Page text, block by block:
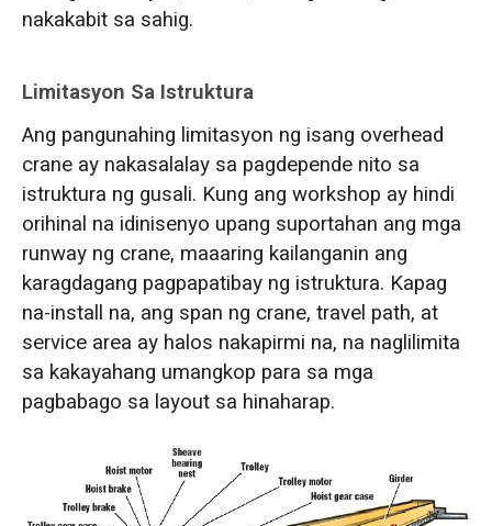
nakakabit sa sahig.
Limitasyon Sa Istruktura
Ang pangunahing limitasyon ng isang overhead
crane ay nakasalalay sa pagdepende nito sa
istruktura ng gusali. Kung ang workshop ay hindi
orihinal na idinisenyo upang suportahan ang mga
runway ng crane, maaaring kailanganin ang
karagdagang pagpapatibay ng istruktura. Kapag
na-install na, ang span ng crane, travel path, at
service area ay halos nakapirmi na, na naglilimita
sa kakayahang umangkop para sa mga
pagbabago sa layout sa hinaharap.